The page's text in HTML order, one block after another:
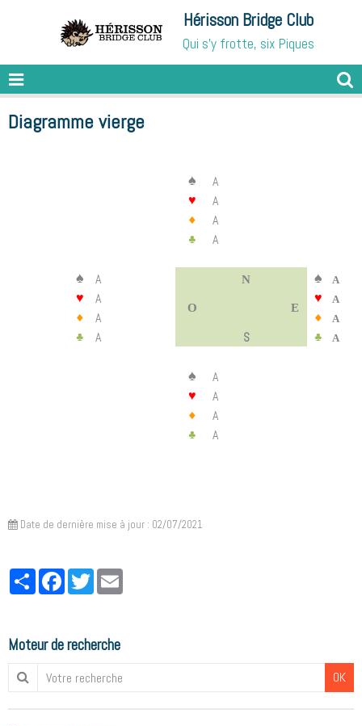
Hérisson Bridge Club
Qui s'y frotte, six Piques
Diagramme vierge
♠ A
♥ A
♦ A
♣ A
♠ A N ♠ A
♥ A
O E
♥ A
♦ A ♦ A
♣ A S ♣ A
♠ A
♥ A
♦ A
♣ A
Date de dernière mise à jour : 02/07/2021
PartagerFacebookTwitter
Moteur de recherche
OK